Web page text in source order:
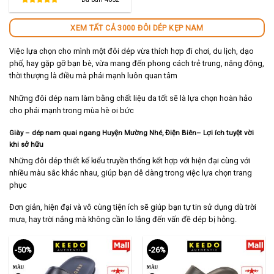
280,000 ₫.là:
140,000 ₫.
XEM TẤT CẢ 3000 ĐÔI DÉP KẸP NAM
Việc lựa chọn cho mình một đôi dép vừa thích hợp đi chơi, du lịch, dạo
phố, hay gặp gỡ bạn bè, vừa mang đến phong cách trẻ trung, năng động,
thời thượng là điều mà phái mạnh luôn quan tâm
Những đôi dép nam làm bằng chất liệu da tốt sẽ là lựa chọn hoàn hảo
cho phái mạnh trong mùa hè oi bức
Giày – dép nam quai ngang Huyện Mường Nhé, Điện Biên– Lợi ích tuyệt vời
khi sở hữu
Những đôi dép thiết kế kiểu truyền thống kết hợp với hiện đại cùng với
nhiều màu sắc khác nhau, giúp bạn dễ dàng trong việc lựa chọn trang
phục
Đơn giản, hiện đại và vô cùng tiện ích sẽ giúp bạn tự tin sử dụng dù trời
mưa, hay trời nắng mà không cần lo lắng đến vấn đề dép bị hỏng.
-50% -26%